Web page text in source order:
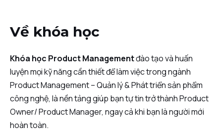
Về khóa học
Khóa học Product Managementđào tạo và huấn
luyện mọi kỹ năng cần thiết để làm việc trong ngành
Product Management – Quản lý & Phát triển sản phẩm
công nghệ, là nền tảng giúp bạn tự tin trở thành Product
Owner/ Product Manager, ngay cả khi bạn là người mới
hoàn toàn.